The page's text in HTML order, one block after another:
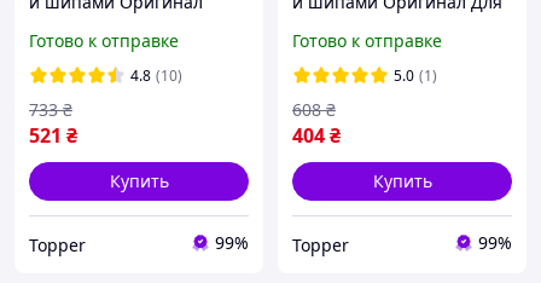
ночь!
Готово к отправке
4.8 (10)
521 ₴
733 ₴
Купить
Topper 99%
Готово к отправке
5.0 (1)
404₴
608 ₴
Купить
Topper 99%